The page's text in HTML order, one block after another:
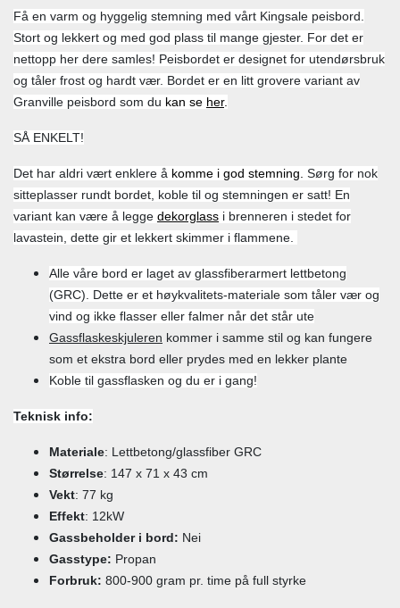
Få en varm og hyggelig stemning med vårt Kingsale peisbord.
Stort og lekkert og med god plass til mange gjester. For det er
nettopp her dere samles! Peisbordet er designet for utendørsbruk
og tåler frost og hardt vær. Bordet er en litt grovere variant av
Granville peisbord som du kan se her.
SÅ ENKELT!
Det har aldri vært enklere å komme i god stemning. Sørg for nok
sitteplasser rundt bordet, koble til og stemningen er satt! En
variant kan være å legge dekorglass i brenneren i stedet for
lavastein, dette gir et lekkert skimmer i flammene.
Alle våre bord er laget av glassfiberarmert lettbetong
(GRC). Dette er et høykvalitets-materiale som tåler vær og
vind og ikke flasser eller falmer når det står ute
Gassflaskeskjuleren kommer i samme stil og kan fungere
som et ekstra bord eller prydes med en lekker plante
Koble til gassflasken og du er i gang!
Teknisk info:
Materiale: Lettbetong/glassfiber GRC
Størrelse: 147 x 71 x 43 cm
Vekt: 77 kg
Effekt: 12kW
Gassbeholder i bord: Nei
Gasstype: Propan
Forbruk: 800-900 gram pr. time på full styrke